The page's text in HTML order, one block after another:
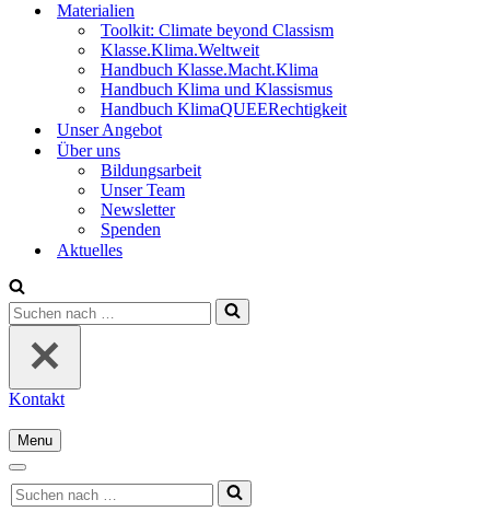
Materialien
Toolkit: Climate beyond Classism
Klasse.Klima.Weltweit
Handbuch Klasse.Macht.Klima
Handbuch Klima und Klassismus
Handbuch KlimaQUEERechtigkeit
Unser Angebot
Über uns
Bildungsarbeit
Unser Team
Newsletter
Spenden
Aktuelles
Suchen
nach …
Kontakt
Menu
Navigationsmenü
Navigationsmenü
Suchen
nach …